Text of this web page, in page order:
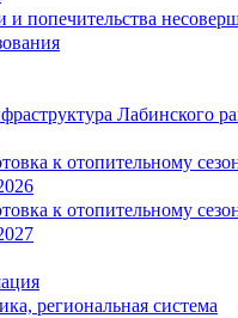
и попечительства
Лабинского
к отопительному
к отопительному
региональная система